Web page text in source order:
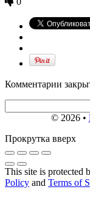
Комментарии
© 2026 •
Прокрутка вверх
This site is protected
Policy and Terms of